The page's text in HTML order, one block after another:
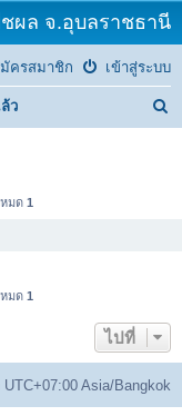
ผล จ.อุบลราชธานี
เข้าสู่ระบบ
ครสมาชิก
ว
มด 1
มด 1
ไปที่
UTC+07:00 Asia/Bangkok